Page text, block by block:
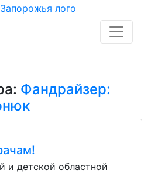
Фандрайзер:
и детской областной